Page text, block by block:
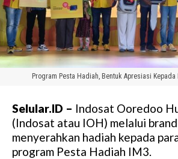
Program Pesta Hadiah, Bentuk Apresiasi Kepada
Selular.ID – Indosat Ooredoo
(Indosat atau IOH) melalui
menyerahkan hadiah kepada
program Pesta Hadiah IM3.